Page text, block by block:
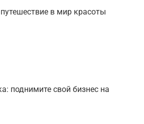
в мир красоты
поднимите свой бизнес на